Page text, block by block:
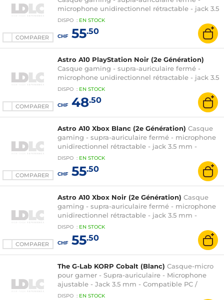
COMPARER
microphone unidirectionnel rétractable - jack 3.5
mm - compatible PC/PlayStation 5/PlayStation 4
DISPO : EN STOCK
CHF55.50
COMPARER
Astro A10 PlayStation Noir (2e Génération)
Casque gaming - supra-auriculaire fermé -
microphone unidirectionnel rétractable - jack 3.5
mm - compatible PC/PlayStation 5/PlayStation 4
DISPO : EN STOCK
CHF48.50
COMPARER
Astro A10 Xbox Blanc (2e Génération) Casque
gaming - supra-auriculaire fermé - microphone
unidirectionnel rétractable - jack 3.5 mm -
compatible PC/Xbox Series X|S/Xbox One
DISPO : EN STOCK
CHF55.50
COMPARER
Astro A10 Xbox Noir (2e Génération) Casque
gaming - supra-auriculaire fermé - microphone
unidirectionnel rétractable - jack 3.5 mm -
compatible PC/Xbox Series X|S/Xbox One
DISPO : EN STOCK
CHF55.50
The G-Lab KORP Cobalt (Blanc) Casque-micro
pour gamer - Supra-auriculaire - Microphone
ajustable - Jack 3.5 mm - Compatible PC /
Consoles / Mobiles
DISPO : EN STOCK